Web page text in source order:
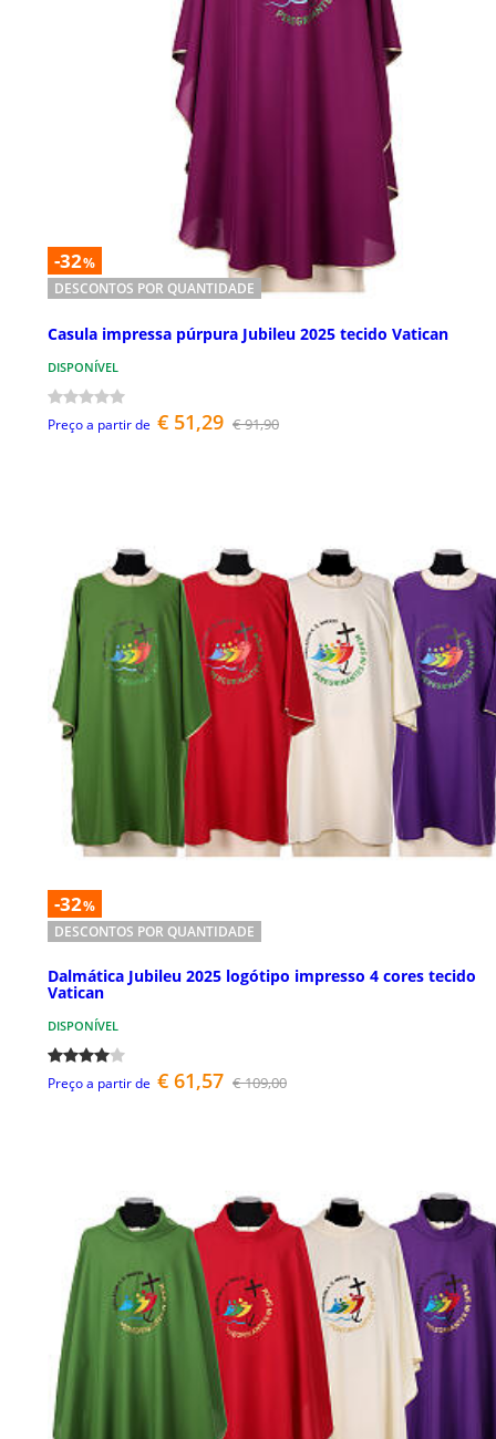
-32%
DESCONTOS POR QUANTIDADE
Casula impressa púrpura Jubileu 2025 tecido Vatican
DISPONÍVEL
Preço a partir de € 51,29 € 91,90
-32%
DESCONTOS POR QUANTIDADE
Dalmática Jubileu 2025 logótipo impresso 4 cores tecido
Vatican
DISPONÍVEL
Preço a partir de € 61,57 € 109,00